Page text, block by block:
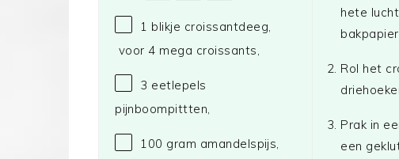
1 blikje croissantdeeg,
voor 4 mega croissants,
3 eetlepels
pijnboompittten,
100 gram amandelspijs,
hete
Rol het
Prak in
een